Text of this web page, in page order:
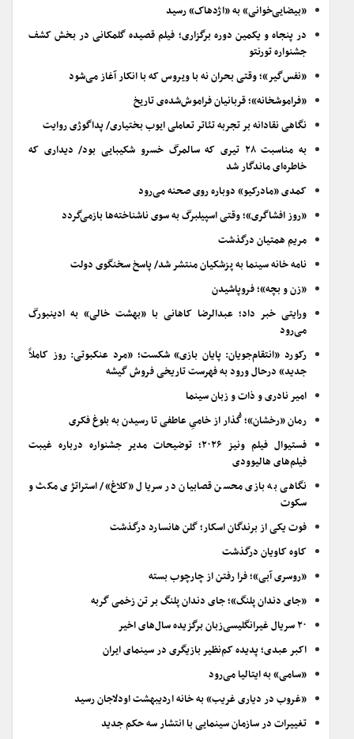
«بیضایی‌خوانی» به «اژدهاک» رسید
در پنجاه و یکمین دوره برگزاری؛ فیلم قصیده گلمکانی در بخش کشف
جشنواره تورنتو
«نفس‌گیر»؛ وقتی بحران نه با ویروس که با انکار آغاز می‌شود
«فراموشخانه»؛ قربانیان فراموش‌شده‌ی تاریخ
نگاهی نقادانه بر تجربه تئاتر تعاملی ایوب بختیاری/ پداگوژی روایت
به مناسبت ۲۸ تیری که سالمرگ خسرو شکیبایی بود/ دیداری که
خاطره‌ای ماندگار شد
کمدی «مادرکیو» دوباره روی صحنه می‌رود
«روز افشاگری»؛ وقتی اسپیلبرگ به سوی ناشناخته‌ها بازمی‌گردد
مریم همتیان درگذشت
نامه خانه سینما به پزشکیان منتشر شد/ پاسخ سخنگوی دولت
«زن و بچه»؛ فروپاشیدن
ورایتی خبر داد؛ عبدالرضا کاهانی با «بهشت خالی» به ادینبورگ
می‌رود
رکورد «انتقام‌جویان: پایان بازی» شکست؛ «مرد عنکبوتی: روز کاملاً
جدید» درحال ورود به فهرست تاریخی فروش گیشه
امیر نادری و ذات و زبان سینما
رمان «رخشان»؛ گُذار از خامیِ عاطفی تا رسیدن به بلوغ فکری
فستیوال فیلم ونیز ۲۰۲۶؛ توضیحات مدیر جشنواره درباره غیبت
فیلم‌های هالیوودی
نگاهی به بازی محسن قصابیان در سریال «کلاغ»/ استراتژی مکث و
سکوت
فوت یکی از برندگان اسکار؛ گلن هانسارد درگذشت
کاوه کاویان درگذشت
«روسری آبی»؛ فرا رفتن از چارچوب بسته
«جای دندان پلنگ»؛ جای دندان پلنگ بر تن زخمی گربه
۲۰ سریال غیرانگلیسی‌زبان برگزیده سال‌های اخیر
اکبر عبدی؛ پدیده کم‌نظیر بازیگری در سینمای ایران
«سامی» به ایتالیا می‌رود
«غروب در دیاری غریب» به خانه اردیبهشت اودلاجان رسید
تغییرات در سازمان سینمایی با انتشار سه حکم جدید